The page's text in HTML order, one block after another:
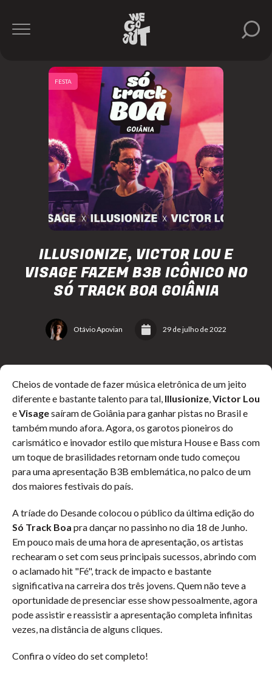
ILLUSIONIZE, VICTOR LOU E
VISAGE FAZEM B3B ICÔNICO NO
SÓ TRACK BOA GOIÂNIA
Otávio Apovian 29 de julho de 2022
FESTA
Cheios de vontade de fazer música eletrônica de um jeito
diferente e bastante talento para tal, Illusionize,Victor Lou
eVisagesaíram de Goiânia para ganhar pistas no Brasil e
também mundo afora. Agora, os garotos pioneiros do
carismático e inovador estilo que mistura House e Bass com
um toque de brasilidades retornam onde tudo começou
para uma apresentação B3B emblemática, no palco de um
dos maiores festivais do país.
A tríade do Desande colocou o público da última edição do
Só Track Boa pra dançar no passinho no dia 18 de Junho.
Em pouco mais de uma hora de apresentação, os artistas
rechearam o set com seus principais sucessos, abrindo com
o aclamado hit "Fé", track de impacto e bastante
significativa na carreira dos três jovens. Quem não teve a
oportunidade de presenciar esse show pessoalmente, agora
pode assistir e reassistir a apresentação completa infinitas
vezes, na distância de alguns cliques.
Confira o vídeo do set completo!